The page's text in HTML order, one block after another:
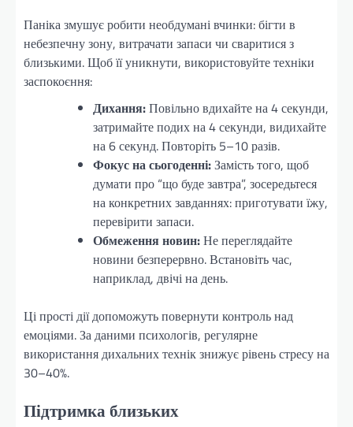
Паніка змушує робити необдумані вчинки: бігти в
небезпечну зону, витрачати запаси чи сваритися з
близькими. Щоб її уникнути, використовуйте техніки
заспокоєння:
Дихання:Повільно вдихайте на 4 секунди,
затримайте подих на 4 секунди, видихайте
на 6 секунд. Повторіть 5–10 разів.
Фокус на сьогоденні:Замість того, щоб
думати про “що буде завтра”, зосередьтеся
на конкретних завданнях: приготувати їжу,
перевірити запаси.
Обмеження новин:Не переглядайте
новини безперервно. Встановіть час,
наприклад, двічі на день.
Ці прості дії допоможуть повернути контроль над
емоціями. За даними психологів, регулярне
використання дихальних технік знижує рівень стресу на
30–40%.
Підтримка близьких